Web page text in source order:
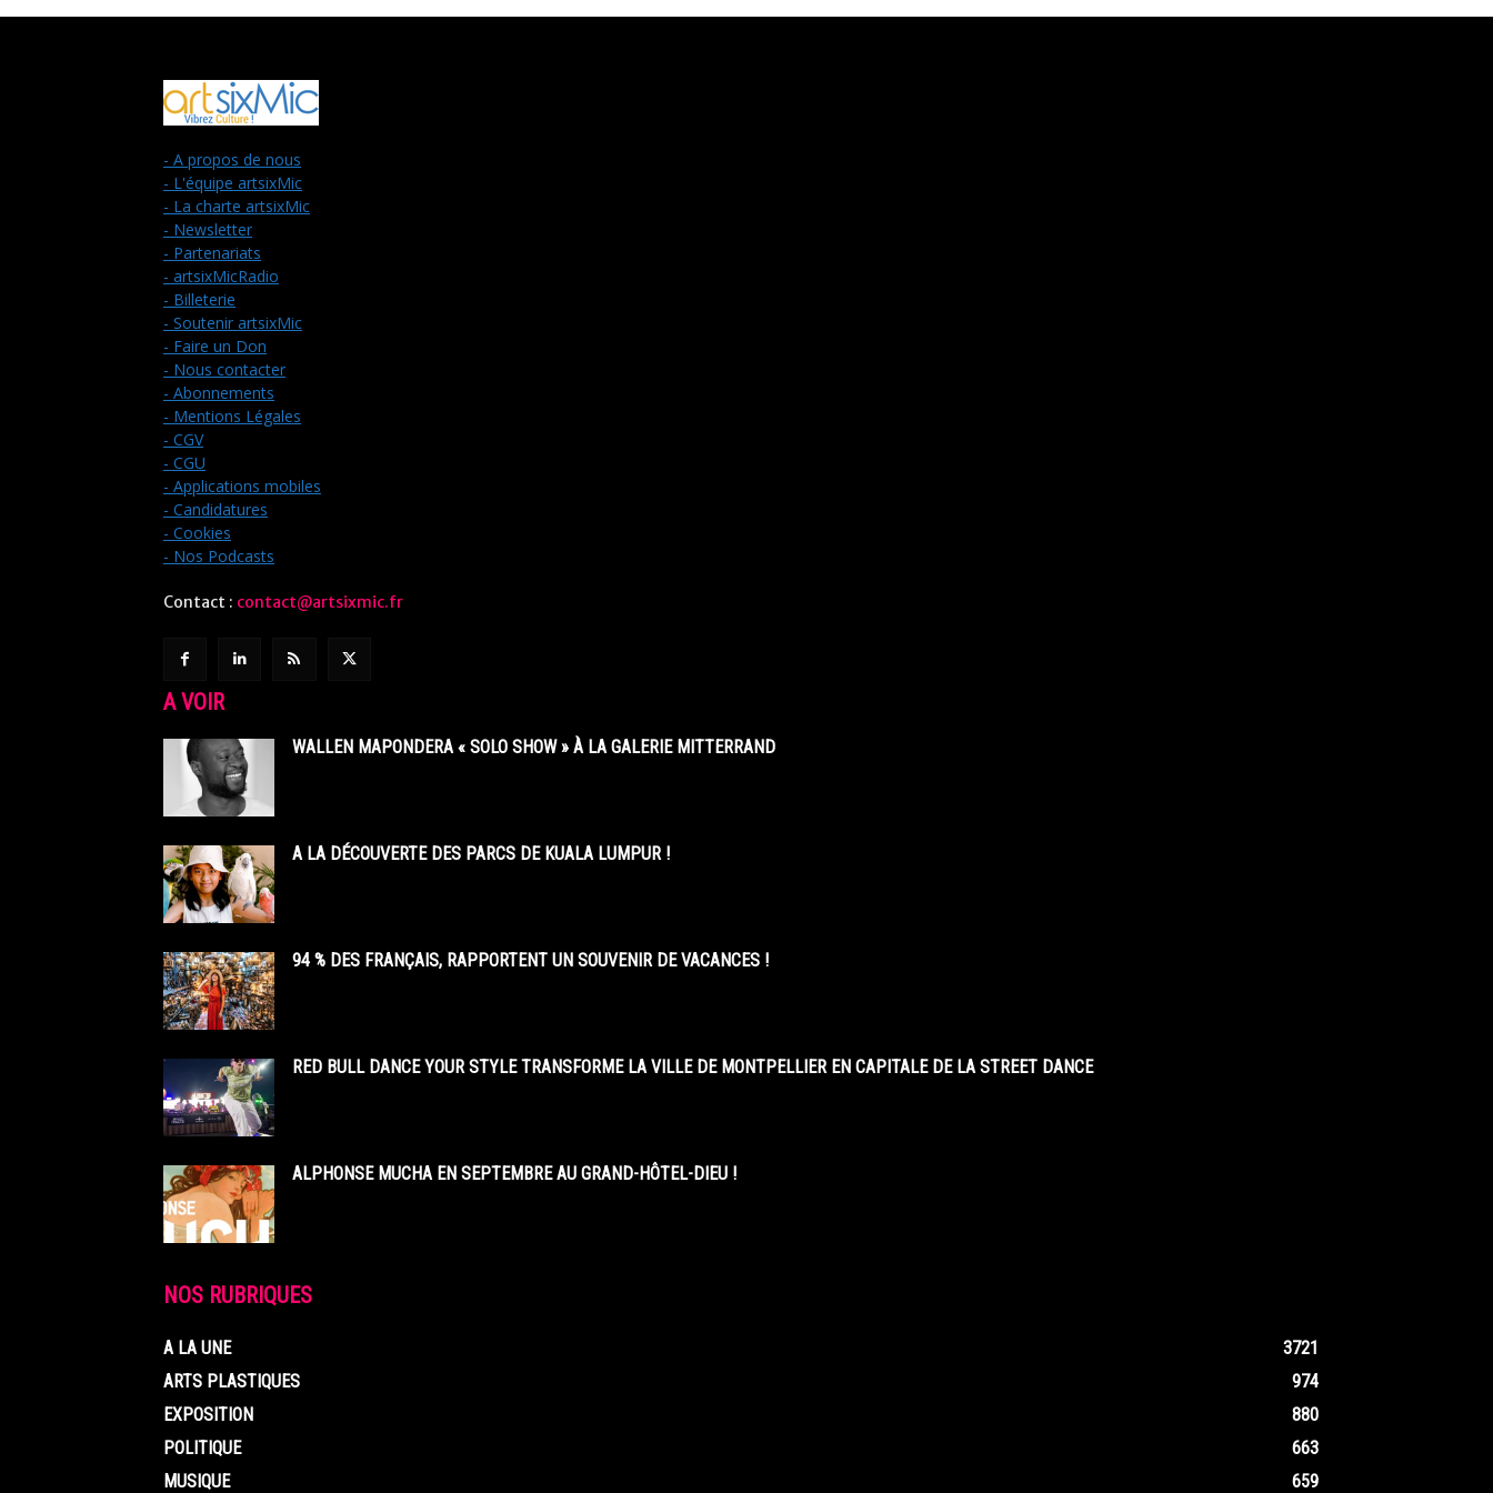
- A propos de nous
- L'équipe artsixMic
- La charte artsixMic
- Newsletter
- Partenariats
- artsixMicRadio
- Billeterie
- Soutenir artsixMic
- Faire un Don
- Nous contacter
- Abonnements
- Mentions Légales
- CGV
- CGU
- Applications mobiles
- Candidatures
- Cookies
- Nos Podcasts
Contact : contact@artsixmic.fr
A VOIR
WALLEN MAPONDERA « SOLO SHOW » À LA GALERIE MITTERRAND
A LA DÉCOUVERTE DES PARCS DE KUALA LUMPUR !
94 % DES FRANÇAIS, RAPPORTENT UN SOUVENIR DE VACANCES !
RED BULL DANCE YOUR STYLE TRANSFORME LA VILLE DE MONTPELLIER EN CAPITALE DE LA STREET DANCE
ALPHONSE MUCHA EN SEPTEMBRE AU GRAND-HÔTEL-DIEU !
NOS RUBRIQUES
A LA UNE
3721
ARTS PLASTIQUES
974
EXPOSITION
880
POLITIQUE
663
MUSIQUE
659